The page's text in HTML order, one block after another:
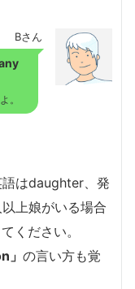
Bさん
。
はdaughter、発
上娘がいる場合
ください。
の言い方も覚